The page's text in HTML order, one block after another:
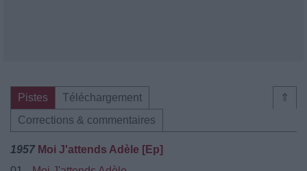
⇑
Pistes
Téléchargement
Corrections & commentaires
1957 Moi J'attends Adèle [Ep]